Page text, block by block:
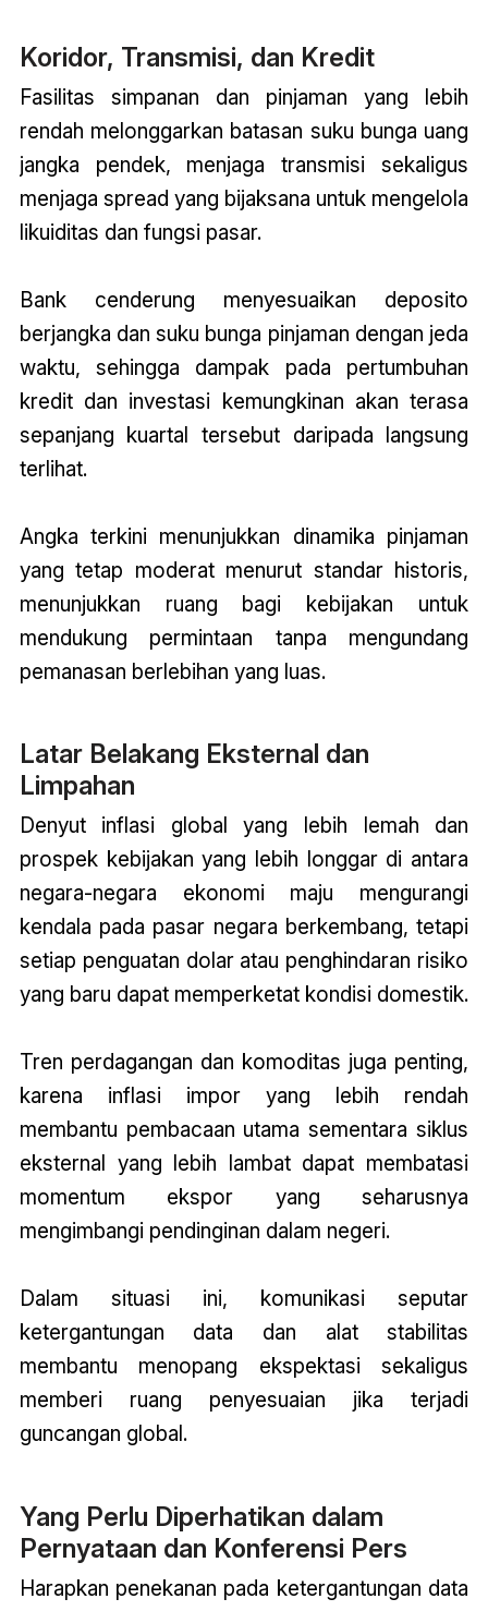
Koridor, Transmisi, dan Kredit
Fasilitas simpanan dan pinjaman yang lebih
rendah melonggarkan batasan suku bunga uang
jangka pendek, menjaga transmisi sekaligus
menjaga spread yang bijaksana untuk mengelola
likuiditas dan fungsi pasar.
Bank cenderung menyesuaikan deposito
berjangka dan suku bunga pinjaman dengan jeda
waktu, sehingga dampak pada pertumbuhan
kredit dan investasi kemungkinan akan terasa
sepanjang kuartal tersebut daripada langsung
terlihat.
Angka terkini menunjukkan dinamika pinjaman
yang tetap moderat menurut standar historis,
menunjukkan ruang bagi kebijakan untuk
mendukung permintaan tanpa mengundang
pemanasan berlebihan yang luas.
Latar Belakang Eksternal dan
Limpahan
Denyut inflasi global yang lebih lemah dan
prospek kebijakan yang lebih longgar di antara
negara-negara ekonomi maju mengurangi
kendala pada pasar negara berkembang, tetapi
setiap penguatan dolar atau penghindaran risiko
yang baru dapat memperketat kondisi domestik.
Tren perdagangan dan komoditas juga penting,
karena inflasi impor yang lebih rendah
membantu pembacaan utama sementara siklus
eksternal yang lebih lambat dapat membatasi
momentum ekspor yang seharusnya
mengimbangi pendinginan dalam negeri.
Dalam situasi ini, komunikasi seputar
ketergantungan data dan alat stabilitas
membantu menopang ekspektasi sekaligus
memberi ruang penyesuaian jika terjadi
guncangan global.
Yang Perlu Diperhatikan dalam
Pernyataan dan Konferensi Pers
Harapkan penekanan pada ketergantungan data